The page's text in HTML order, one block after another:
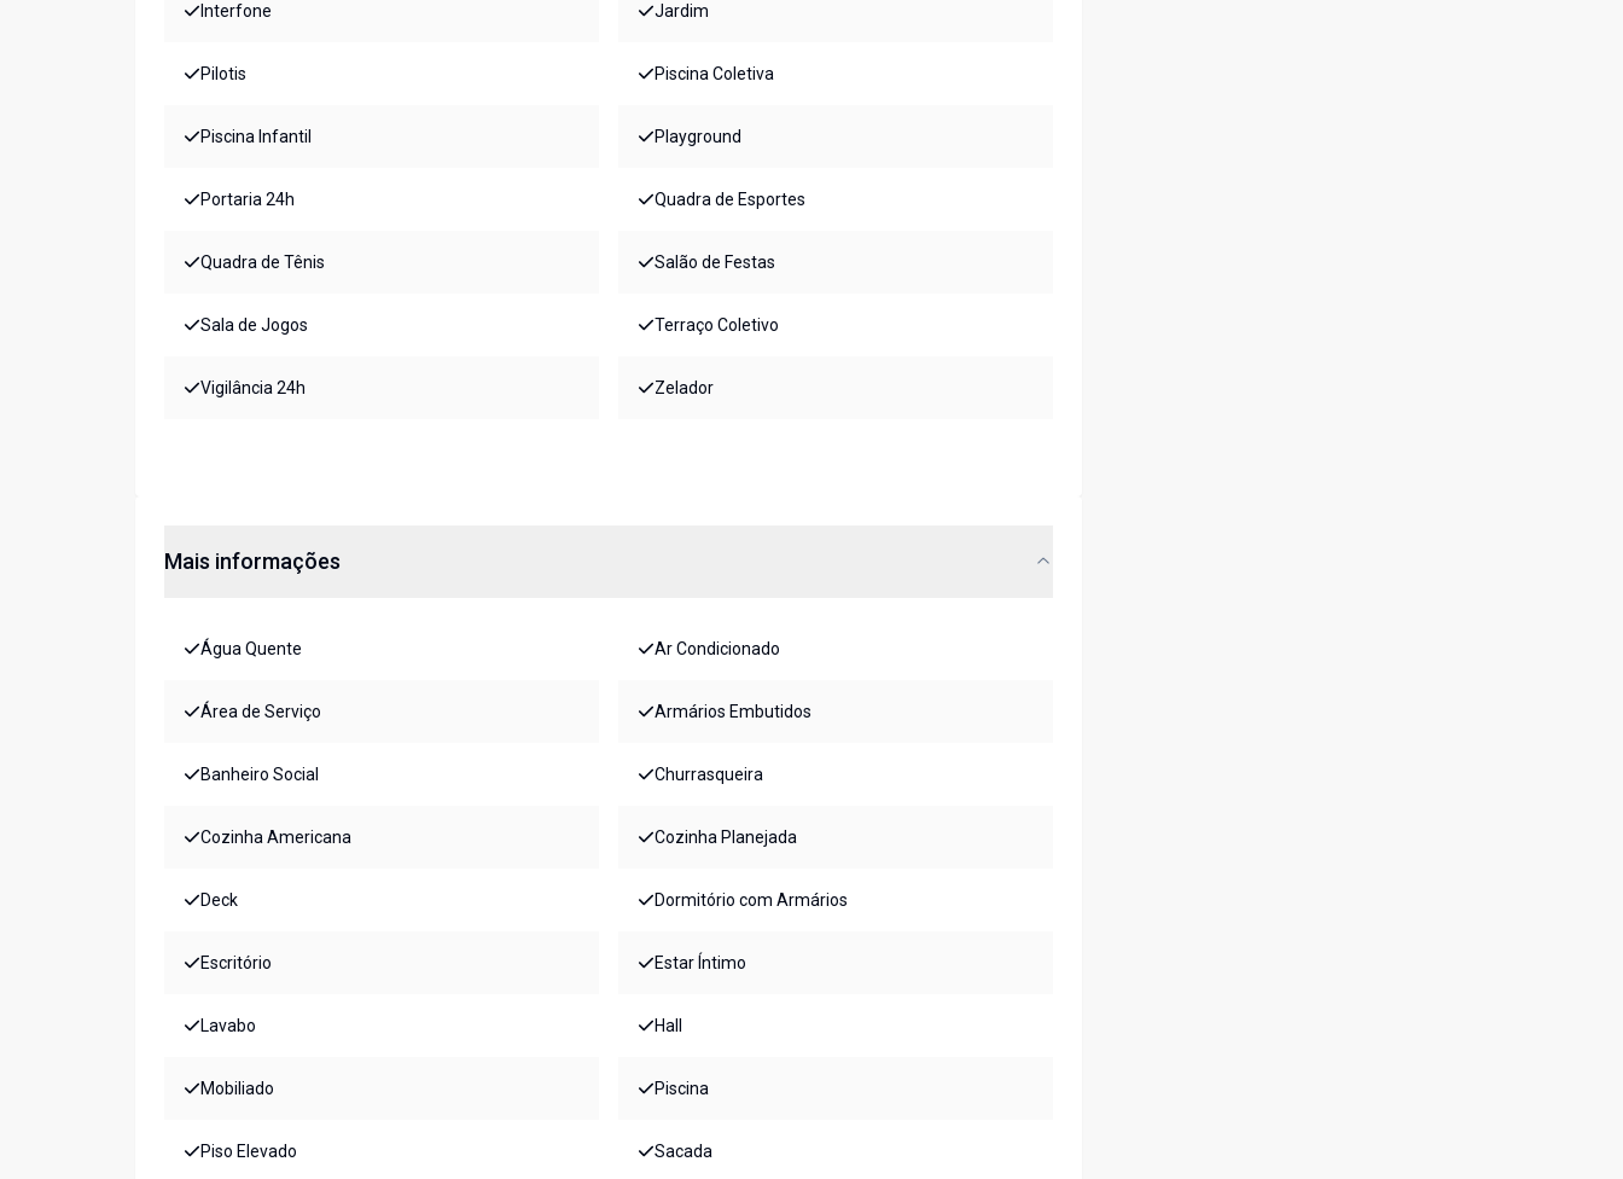
Interfone Jardim
Pilotis Piscina Coletiva
Piscina Infantil Playground
Portaria 24h Quadra de Esportes
Quadra de Tênis Salão de Festas
Sala de Jogos Terraço Coletivo
Vigilância 24h Zelador
Mais informações
Água Quente Ar Condicionado
Área de Serviço Armários Embutidos
Banheiro Social Churrasqueira
Cozinha Americana Cozinha Planejada
Deck Dormitório com Armários
Escritório Estar Íntimo
Lavabo Hall
Mobiliado Piscina
Piso Elevado Sacada